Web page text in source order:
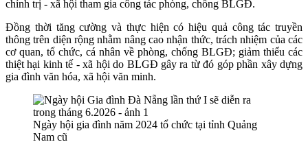
chính trị - xã hội tham gia công tác phòng, chống BLGĐ.
Đồng thời tăng cường và thực hiện có hiệu quả công tác truyền
thông trên diện rộng nhằm nâng cao nhận thức, trách nhiệm của các
cơ quan, tổ chức, cá nhân về phòng, chống BLGĐ; giảm thiểu các
thiệt hại kinh tế - xã hội do BLGĐ gây ra từ đó góp phần xây dựng
gia đình văn hóa, xã hội văn minh.
Ngày hội gia đình năm 2024 tổ chức tại tỉnh Quảng
Nam cũ